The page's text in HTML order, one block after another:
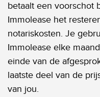
betaalt een voorschot
Immolease het
notariskosten. Je
Immolease elke
einde van de
laatste deel van de
van jou.